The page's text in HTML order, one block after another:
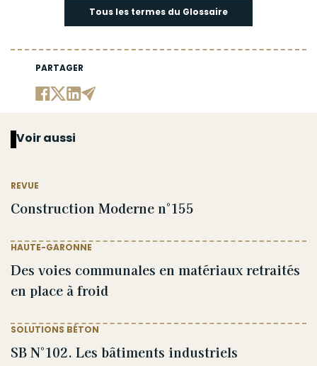
PARTAGER
Tous les termes du Glossaire
Voir aussi
REVUE
Construction Moderne n°155
HAUTE-GARONNE
Des voies communales en matériaux retraités
en place à froid
SOLUTIONS BÉTON
SB N°102. Les bâtiments industriels